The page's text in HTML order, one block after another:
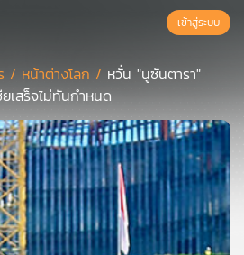
เข้าสู่ระบบ
/ หน้าต่างโลก / หวั่น "นูซันตารา"
เสร็จไม่ทันกำหนด